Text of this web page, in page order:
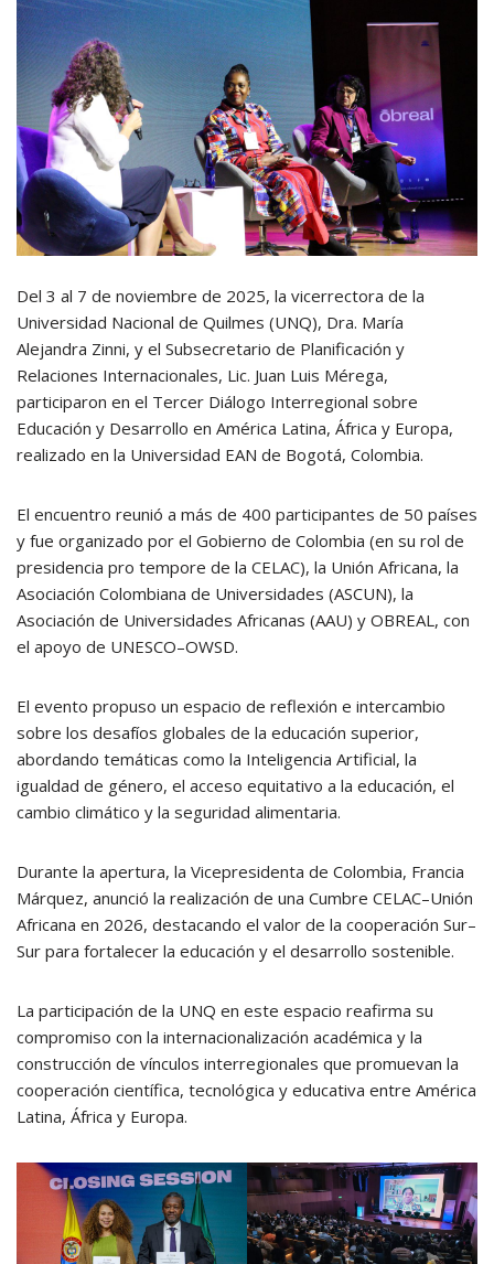
Del 3 al 7 de noviembre de 2025, la vicerrectora de la
Universidad Nacional de Quilmes (UNQ), Dra. María
Alejandra Zinni, y el Subsecretario de Planificación y
Relaciones Internacionales, Lic. Juan Luis Mérega,
participaron en el Tercer Diálogo Interregional sobre
Educación y Desarrollo en América Latina, África y Europa,
realizado en la Universidad EAN de Bogotá, Colombia.
El encuentro reunió a más de 400 participantes de 50 países
y fue organizado por el Gobierno de Colombia (en su rol de
presidencia pro tempore de la CELAC), la Unión Africana, la
Asociación Colombiana de Universidades (ASCUN), la
Asociación de Universidades Africanas (AAU) y OBREAL, con
el apoyo de UNESCO–OWSD.
El evento propuso un espacio de reflexión e intercambio
sobre los desafíos globales de la educación superior,
abordando temáticas como la Inteligencia Artificial, la
igualdad de género, el acceso equitativo a la educación, el
cambio climático y la seguridad alimentaria.
Durante la apertura, la Vicepresidenta de Colombia, Francia
Márquez, anunció la realización de una Cumbre CELAC–Unión
Africana en 2026, destacando el valor de la cooperación Sur–
Sur para fortalecer la educación y el desarrollo sostenible.
La participación de la UNQ en este espacio reafirma su
compromiso con la internacionalización académica y la
construcción de vínculos interregionales que promuevan la
cooperación científica, tecnológica y educativa entre América
Latina, África y Europa.